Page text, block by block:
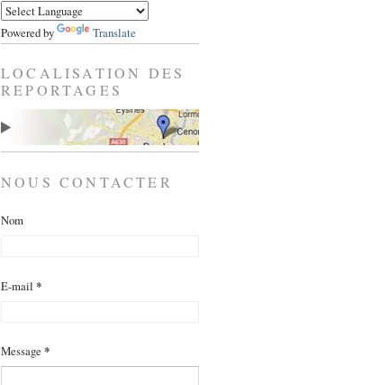
Powered by Translate
LOCALISATION DES
REPORTAGES
NOUS CONTACTER
Nom
E-mail *
Message *